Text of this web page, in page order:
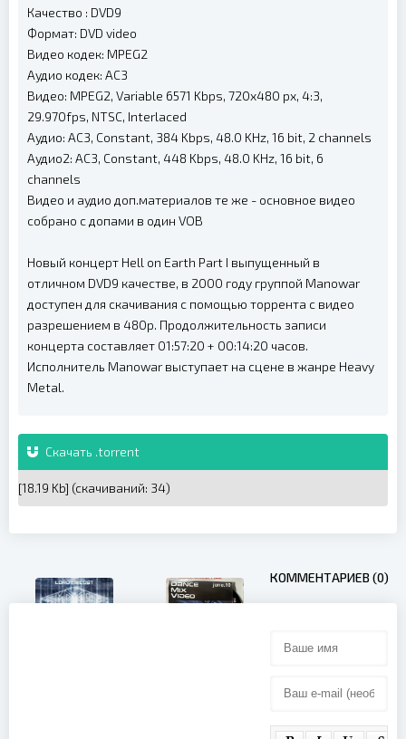
Качество : DVD9
Формат: DVD video
Видео кодек: MPEG2
Аудио кодек: AC3
Видео: MPEG2, Variable 6571 Kbps, 720x480 px, 4:3,
29.970fps, NTSC, Interlaced
Аудио: AC3, Constant, 384 Kbps, 48.0 KHz, 16 bit, 2 channels
Аудио2: AC3, Constant, 448 Kbps, 48.0 KHz, 16 bit, 6
channels
Видео и аудио доп.материалов те же - основное видео
собрано с допами в один VOB
Новый концерт Hell on Earth Part I выпущенный в
отличном DVD9 качестве, в 2000 году группой Manowar
доступен для скачивания с помощью торрента с видео
разрешением в 480p. Продолжительность записи
концерта составляет 01:57:20 + 00:14:20 часов.
Исполнитель Manowar выступает на сцене в жанре Heavy
Metal.
Скачать .torrent
[18.19 Kb] (cкачиваний: 34)
КОММЕНТАРИЕВ (0)